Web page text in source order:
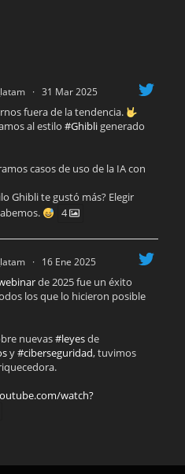
· 31 Mar 2025
fuera de la tendencia.
al estilo #Ghibligenerado
casos de uso de la IA con
Ghibli te gustó más? Elegir
4
· 16 Ene 2025
de 2025 fue un éxito
los que lo hicieron posible
nuevas#leyesde
y#ciberseguridad, tuvimos
watch?